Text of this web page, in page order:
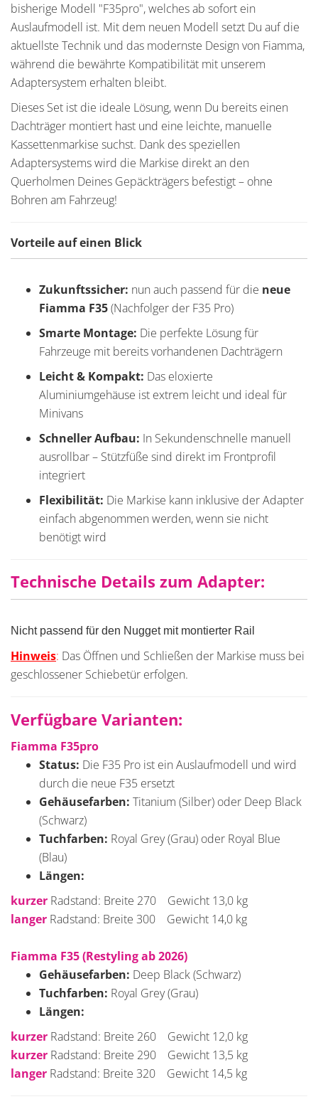
bisherige Modell "F35pro", welches ab sofort ein
Auslaufmodell ist. Mit dem neuen Modell setzt Du auf die
aktuellste Technik und das modernste Design von Fiamma,
während die bewährte Kompatibilität mit unserem
Adaptersystem erhalten bleibt.
Dieses Set ist die ideale Lösung, wenn Du bereits einen
Dachträger montiert hast und eine leichte, manuelle
Kassettenmarkise suchst. Dank des speziellen
Adaptersystems wird die Markise direkt an den
Querholmen Deines Gepäckträgers befestigt – ohne
Bohren am Fahrzeug!
Vorteile auf einen Blick
Zukunftssicher: nun auch passend für die neue
Fiamma F35(Nachfolger der F35 Pro)
Smarte Montage: Die perfekte Lösung für
Fahrzeuge mit bereits vorhandenen Dachträgern
Leicht & Kompakt: Das eloxierte
Aluminiumgehäuse ist extrem leicht und ideal für
Minivans
Schneller Aufbau: In Sekundenschnelle manuell
ausrollbar – Stützfüße sind direkt im Frontprofil
integriert
Flexibilität: Die Markise kann inklusive der Adapter
einfach abgenommen werden, wenn sie nicht
benötigt wird
Technische Details zum Adapter:
Nicht passend für den Nugget mit montierter Rail
Hinweis: Das Öffnen und Schließen der Markise muss bei
geschlossener Schiebetür erfolgen.
Verfügbare Varianten:
Fiamma F35pro
Status: Die F35 Pro ist ein Auslaufmodell und wird
durch die neue F35 ersetzt
Gehäusefarben: Titanium (Silber) oder Deep Black
(Schwarz)
Tuchfarben: Royal Grey (Grau) oder Royal Blue
(Blau)
Längen:
kurzer Radstand: Breite 270 Gewicht 13,0 kg
langer Radstand: Breite 300 Gewicht 14,0 kg
Fiamma F35 (Restyling ab 2026)
Gehäusefarben: Deep Black (Schwarz)
Tuchfarben: Royal Grey (Grau)
Längen:
kurzer Radstand: Breite 260 Gewicht 12,0 kg
kurzer Radstand: Breite 290 Gewicht 13,5 kg
langer Radstand: Breite 320 Gewicht 14,5 kg